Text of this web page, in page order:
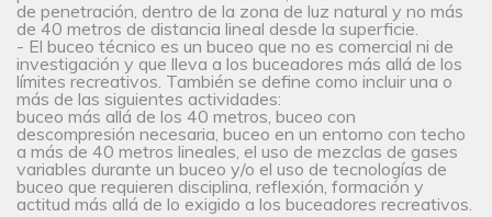
de penetración, dentro de la zona de luz natural y no más
de 40 metros de distancia lineal desde la superficie.
- El buceo técnico es un buceo que no es comercial ni de
investigación y que lleva a los buceadores más allá de los
límites recreativos. También se define como incluir una o
más de las siguientes actividades:
buceo más allá de los 40 metros, buceo con
descompresión necesaria, buceo en un entorno con techo
a más de 40 metros lineales, el uso de mezclas de gases
variables durante un buceo y/o el uso de tecnologías de
buceo que requieren disciplina, reflexión, formación y
actitud más allá de lo exigido a los buceadores recreativos.